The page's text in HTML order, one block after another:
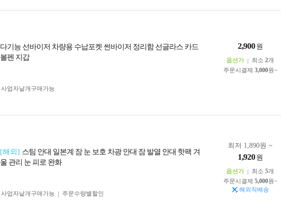
다기능 선바이저 차량용 수납포켓 썬바이저 정리함 선글라스 카드
볼펜 지갑
2,900 원
옵션가 최소 2개
주문시결제 3,000원~
사업자 낱개구매가능
[해외] 스팀 안대 일본계 잠 눈 보호 차광 안대 잠 발열 안대 핫팩 겨
울 관리 눈 피로 완화
최저 1,890원 ~
1,920 원
옵션가 최소 5개
주문시결제 5,000원~
해외직배송
사업자 낱개구매가능 주문수량별할인